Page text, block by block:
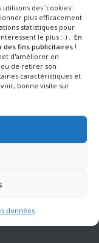
des 'cookies'.
plus efficacement
statistiques pour
le plus :-) . En
des fins publicitaires !
d'améliorer en
de retirer son
caractéristiques et
bonne visite sur
données
vous ne posiez
eux ont déjà
Chaque matin en
équipes
découpent,
Tout fait maison.
soin. C'est eux,